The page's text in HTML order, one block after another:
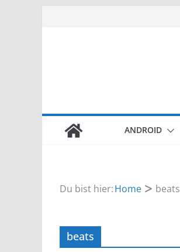
ANDROID
Du bist hier:Home beats
beats